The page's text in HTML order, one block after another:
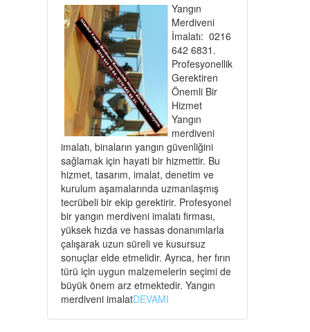
Yangın
Merdiveni
İmalatı: 0216
642 6831.
Profesyonellik
Gerektiren
Önemli Bir
Hizmet
Yangın
merdiveni
imalatı, binaların yangın güvenliğini
sağlamak için hayati bir hizmettir. Bu
hizmet, tasarım, imalat, denetim ve
kurulum aşamalarında uzmanlaşmış
tecrübeli bir ekip gerektirir. Profesyonel
bir yangın merdiveni imalatı firması,
yüksek hızda ve hassas donanımlarla
çalışarak uzun süreli ve kusursuz
sonuçlar elde etmelidir. Ayrıca, her fırın
türü için uygun malzemelerin seçimi de
büyük önem arz etmektedir. Yangın
merdiveni imalatDEVAMI